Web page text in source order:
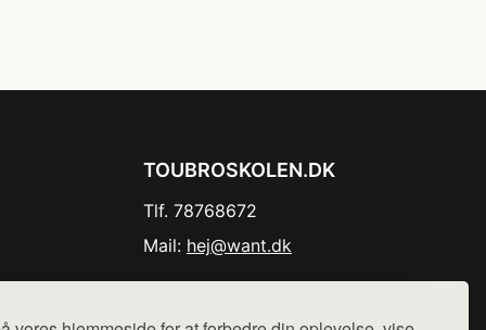
TOUBROSKOLEN.DK
Tlf. 78768672
Mail: hej@want.dk